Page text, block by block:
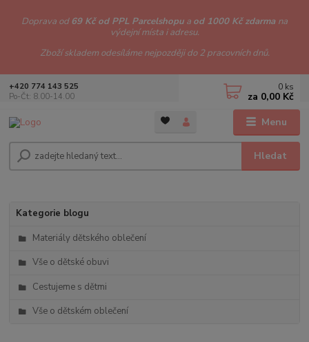
Doprava od69 Kč od PPL Parcelshopu a od 1000 Kč zdarma na
výdejní místa i adresu.
Zboží skladem odesíláme nejpozději do 2 pracovních dnů.
Menu
Hledat
+420 774 143 525
Po-Čt: 8.00-14.00
0 ks
za 0,00 Kč
Kategorie blogu
Materiály dětského oblečení
Vše o dětské obuvi
Cestujeme s dětmi
Vše o dětském oblečení